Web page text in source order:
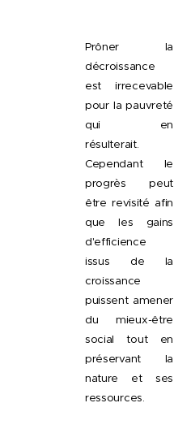
Prôner la
décroissance
est irrecevable
pour la pauvreté
qui en
résulterait.
Cependant le
progrès peut
être revisité afin
que les gains
d'efficience
issus de la
croissance
puissent amener
du mieux-être
social tout en
préservant la
nature et ses
ressources.